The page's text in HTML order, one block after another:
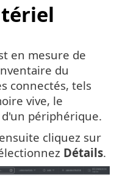
en mesure de
du
connectés, tels
vive, le
périphérique.
cliquez sur
Détails.